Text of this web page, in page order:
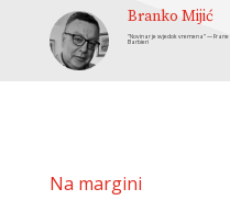
Branko Mijić
“Novinar je svjedok vremena” — Frane
Barbieri
Na margini